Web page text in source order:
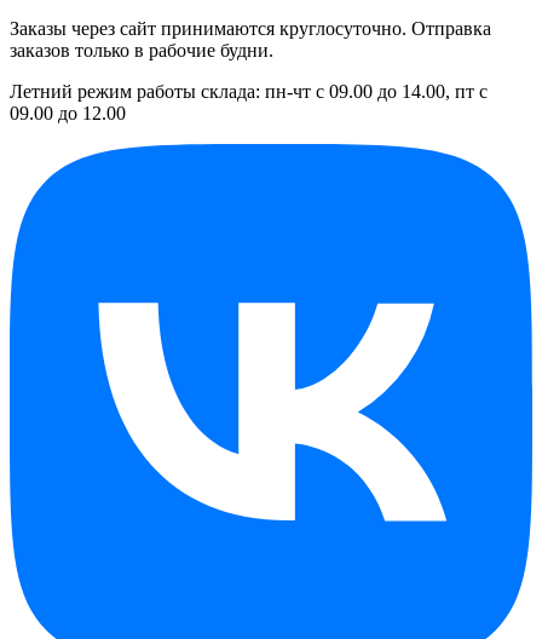
Заказы через сайт принимаются круглосуточно. Отправка
заказов только в рабочие будни.
Летний режим работы склада: пн-чт с 09.00 до 14.00, пт с
09.00 до 12.00